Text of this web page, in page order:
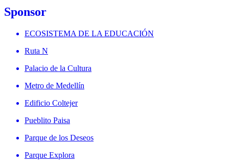
Sponsor
ECOSISTEMA DE LA EDUCACIÓN
Ruta N
Palacio de la Cultura
Metro de Medellín
Edificio Coltejer
Pueblito Paisa
Parque de los Deseos
Parque Explora